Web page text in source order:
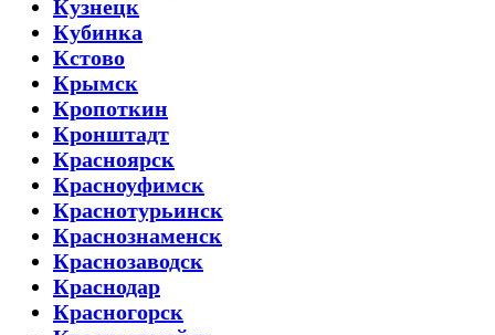
Кузнецк
Кубинка
Кстово
Крымск
Кропоткин
Кронштадт
Красноярск
Красноуфимск
Краснотурьинск
Краснознаменск
Краснозаводск
Краснодар
Красногорск